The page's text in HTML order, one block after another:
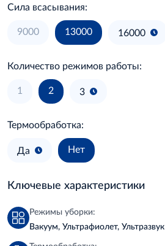
Сила всасывания:
9000 13000 16000
Количество режимов работы:
1 2 3
Термообработка:
Да Нет
Ключевые характеристики
Режимы уборки:
Вакуум, Ультрафиолет, Ультразвук